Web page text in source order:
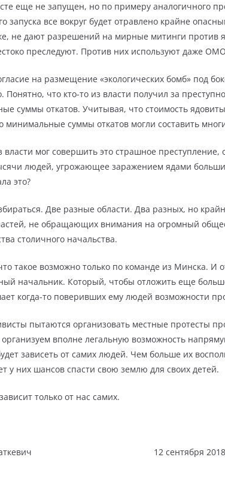
еще не запущен, но по примеру аналогичного
запуска все вокруг будет отравлено крайне
не дают разрешений на мирные митинги против
преследуют. Против них используют даже
на размещение «экологических бомб» под
Понятно, что кто-то из власти получил за
суммы откатов. Учитывая, что стоимость
минимальные суммы откатов могли составить
власти мог совершить это страшное
людей, угрожающее заражением ядами
это?
Две разные области. Два разных, но
не обращающих внимания на огромный
столичного начальства.
такое возможно только по команде из Минска. И
начальник. Который, чтобы отложить еще
когда-то поверивших ему людей возможности
пытаются организовать местные протесты
вполне легальную возможность
зависеть от самих людей. Чем больше их
у них шансов спасти свою землю для своих детей.
только от нас самих.
Статкевич 12 сентября 2018